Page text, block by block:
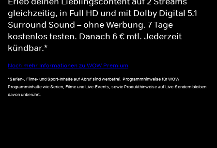
gleichzeitig, in Full HD und mit Dolby Digital 5.1
Surround Sound – ohne Werbung. 7 Tage
kostenlos testen. Danach 6 € mtl. Jederzeit
kündbar.*
Noch mehr Informationen zu WOW Premium
*Serien-, Filme- und Sport-Inhalte auf Abruf sind werbefrei. Programmhinweise für WOW
Programminhalte wie Serien, Filme und Live-Events, sowie Produkthinweise auf Live-Sendern bleiben
davon unberührt.